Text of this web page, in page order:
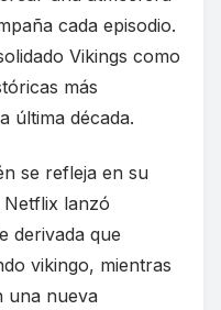
cada episodio.
Vikings como
más
última década.
se refleja en su
lanzó
derivada que
vikingo, mientras
una nueva